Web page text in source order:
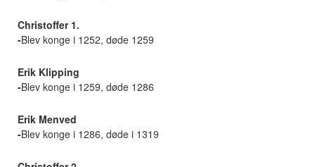
Christoffer 1.
-Blev konge i 1252, døde 1259
Erik Klipping
-Blev konge i 1259, døde 1286
Erik Menved
-Blev konge i 1286, døde i 1319